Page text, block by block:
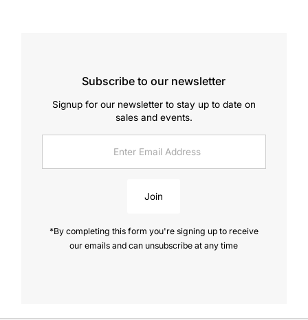
Subscribe to our newsletter
Signup for our newsletter to stay up to date on
sales and events.
Address
Join
*By completing this form you're signing up to receive
our emails and can unsubscribe at any time